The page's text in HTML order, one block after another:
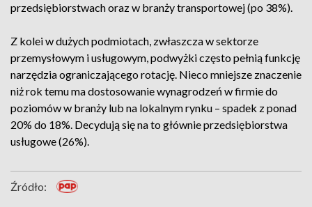
przedsiębiorstwach oraz w branży transportowej (po 38%).
Z kolei w dużych podmiotach, zwłaszcza w sektorze
przemysłowym i usługowym, podwyżki często pełnią funkcję
narzędzia ograniczającego rotację. Nieco mniejsze znaczenie
niż rok temu ma dostosowanie wynagrodzeń w firmie do
poziomów w branży lub na lokalnym rynku – spadek z ponad
20% do 18%. Decydują się na to głównie przedsiębiorstwa
usługowe (26%).
Źródło: